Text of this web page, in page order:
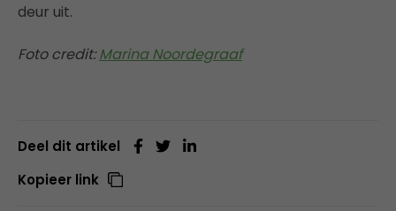
deur uit.
Foto credit:Marina Noordegraaf
Deel dit artikel
Kopieer link